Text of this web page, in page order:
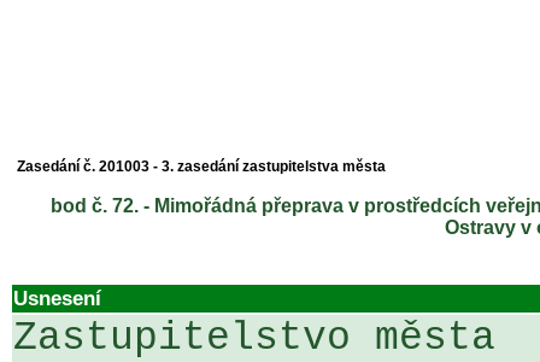
Zasedání č. 201003 - 3. zasedání zastupitelstva města
bod č. 72. - Mimořádná přeprava v prostředcích
Ostravy v
Usnesení
Zastupitelstvo města